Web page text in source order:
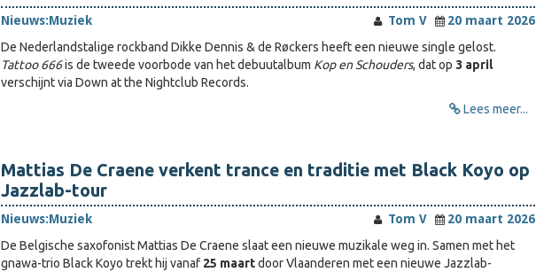
Nieuws:Muziek Tom V
20 maart 2026
De Nederlandstalige rockband Dikke Dennis & de Røckers heeft een nieuwe single gelost.
Tattoo 666is de tweede voorbode van het debuutalbum Kop en Schouders, dat op 3 april
verschijnt via Down at the Nightclub Records.
Lees meer...
Mattias De Craene verkent trance en traditie met Black Koyo op
Jazzlab-tour
Nieuws:Muziek Tom V
20 maart 2026
De Belgische saxofonist Mattias De Craene slaat een nieuwe muzikale weg in. Samen met het
gnawa-trio Black Koyo trekt hij vanaf 25 maartdoor Vlaanderen met een nieuwe Jazzlab-